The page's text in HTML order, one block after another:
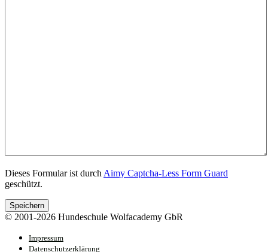
Dieses Formular ist durch Aimy Captcha-Less Form Guard
geschützt.
Speichern
© 2001-2026 Hundeschule Wolfacademy GbR
Impressum
Datenschutzerklärung